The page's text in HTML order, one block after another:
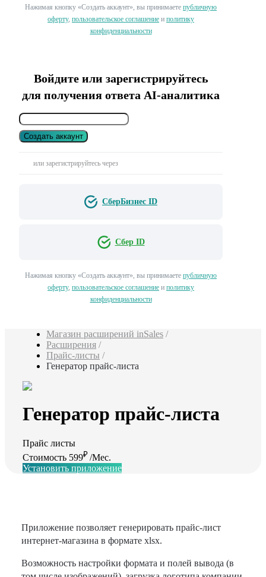
Нажимая кнопку «Создать аккаунт», вы принимаете публичную
оферту, пользовательское соглашение и политику
конфиденциальности
Войдите или зарегистрируйтесь
для получения ответа AI-аналитика
Создать аккаунт
или зарегистрируйтесь через
СберБизнес ID
Сбер ID
Нажимая кнопку «Создать аккаунт», вы принимаете публичную
оферту, пользовательское соглашение и политику
конфиденциальности
Магазин расширений inSales /
Расширения /
Прайс-листы /
Генератор прайс-листа
Генератор прайс-листа
Прайс листы
Стоимость 599₽ /Мес.
Установить приложение
Приложение позволяет генерировать прайс-лист
интернет-магазина в формате xlsx.
Возможность настройки формата и полей вывода (в